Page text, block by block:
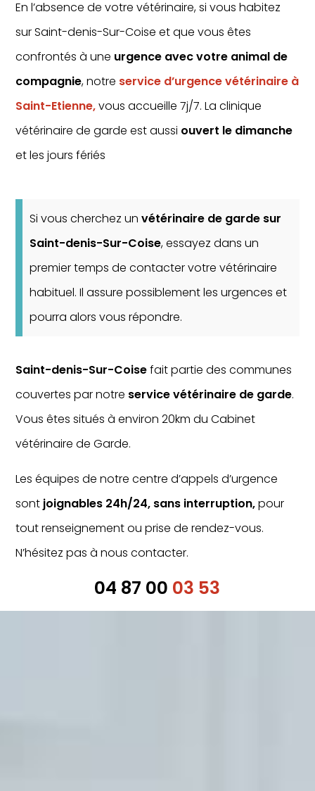
En l’absence de votre vétérinaire, si vous habitez
sur Saint-denis-Sur-Coise et que vous êtes
confrontés à une urgence avec votre animal de
compagnie, notre service d’urgence vétérinaire à
Saint-Etienne,vous accueille 7j/7. La clinique
vétérinaire de garde est aussi ouvert le dimanche
et les jours fériés
Si vous cherchez unvétérinaire de garde sur
Saint-denis-Sur-Coise, essayez dans un
premier temps de contacter votre vétérinaire
habituel. Il assure possiblement les urgences et
pourra alors vous répondre.
Saint-denis-Sur-Coisefait partie des communes
couvertes par notre service vétérinaire de garde.
Vous êtes situés à environ 20km du Cabinet
vétérinaire de Garde.
Les équipes de notre centre d’appels d’urgence
sont joignables 24h/24, sans interruption,pour
tout renseignement ou prise de rendez-vous.
N’hésitez pas à nous contacter.
04 87 00 03 53